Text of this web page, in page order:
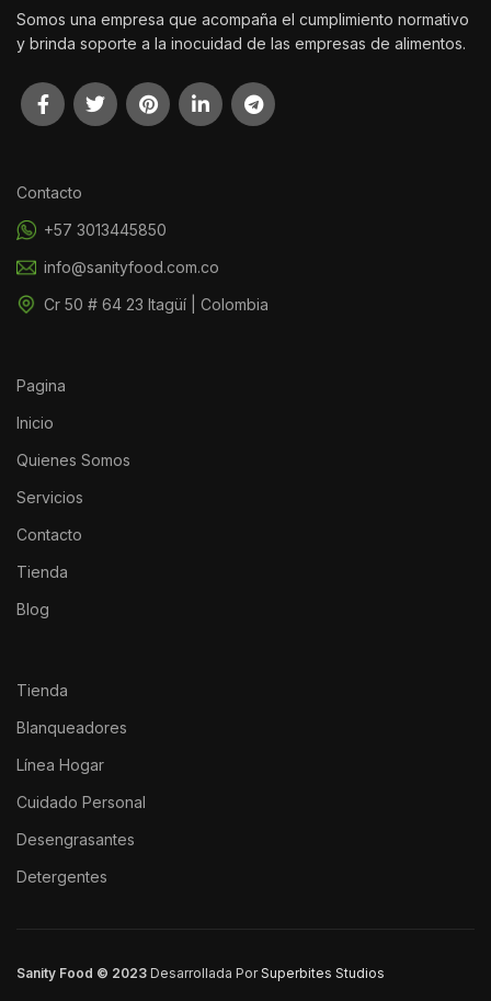
Somos una empresa que acompaña el cumplimiento normativo
y brinda soporte a la inocuidad de las empresas de alimentos.
Contacto
+57 3013445850
info@sanityfood.com.co
Cr 50 # 64 23 Itagüí | Colombia
Pagina
Inicio
Quienes Somos
Servicios
Contacto
Tienda
Blog
Tienda
Blanqueadores
Línea Hogar
Cuidado Personal
Desengrasantes
Detergentes
Sanity Food © 2023 Desarrollada PorSuperbites Studios